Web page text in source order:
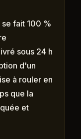
fait 100 %
sous 24 h
d'un
à rouler en
que la
et